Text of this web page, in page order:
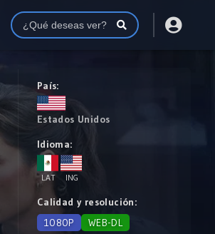
País:
Estados Unidos
Idioma:
LAT ING
Calidad y resolución:
1080P
WEB-DL